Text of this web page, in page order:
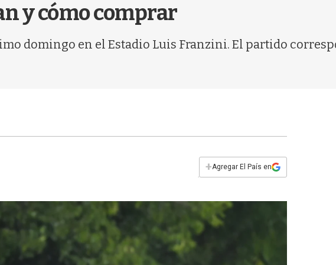
y cómo comprar
domingo en el Estadio Luis Franzini. El partido
+Agregar El País en